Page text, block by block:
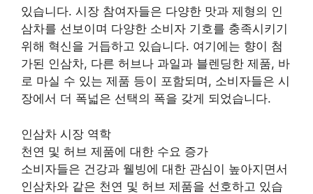
있습니다. 시장 참여자들은 다양한 맛과 제형의 인
삼차를 선보이며 다양한 소비자 기호를 충족시키기
위해 혁신을 거듭하고 있습니다. 여기에는 향이 첨
가된 인삼차, 다른 허브나 과일과 블렌딩한 제품, 바
로 마실 수 있는 제품 등이 포함되며, 소비자들은 시
장에서 더 폭넓은 선택의 폭을 갖게 되었습니다.
인삼차 시장 역학
천연 및 허브 제품에 대한 수요 증가
소비자들은 건강과 웰빙에 대한 관심이 높아지면서
인삼차와 같은 천연 및 허브 제품을 선호하고 있습